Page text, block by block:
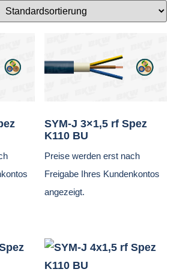
SYM-J 3×1,5 rf Spez
K110 BU
Preise werden erst nach
Freigabe Ihres Kundenkontos
angezeigt.